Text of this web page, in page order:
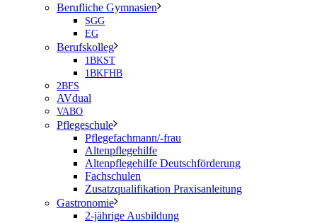
Berufliche Gymnasien
SGG
EG
Berufskolleg
1BKST
1BKFHB
2BFS
AVdual
VABO
Pflegeschule
Pflegefachmann/-frau
Altenpflegehilfe
Altenpflegehilfe Deutschförderung
Fachschulen
Zusatzqualifikation Praxisanleitung
Gastronomie
2-jährige Ausbildung